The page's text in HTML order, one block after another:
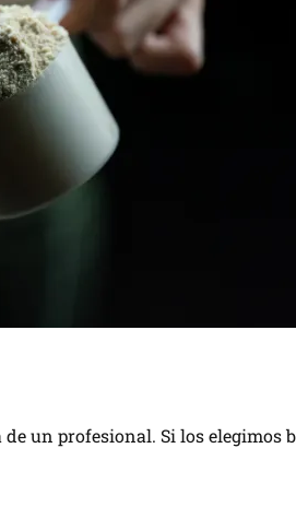
un profesional. Si los